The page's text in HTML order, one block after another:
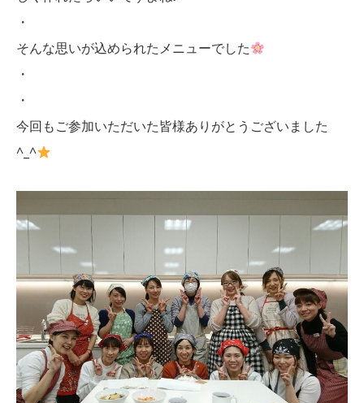
・
そんな思いが込められたメニューでした
・
・
今回もご参加いただいた皆様ありがとうございました
^_^